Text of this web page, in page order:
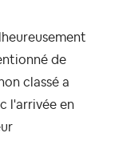
de
classé a
l'arrivée en